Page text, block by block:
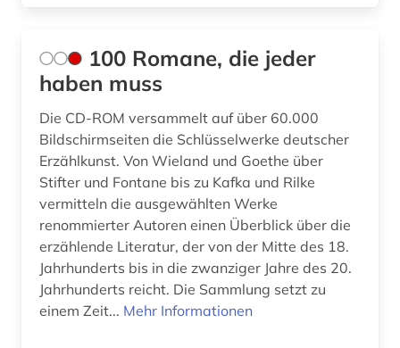
belgienforschung (1)
benelux (1)
beneluxländer (1)
benjamin (1)
beowulf (1)
berlin (2)
bertolt / werke (2)
100 Romane, die jeder
haben muss
Die CD-ROM versammelt auf über 60.000
Bildschirmseiten die Schlüsselwerke deutscher
Erzählkunst. Von Wieland und Goethe über
Stifter und Fontane bis zu Kafka und Rilke
vermitteln die ausgewählten Werke
renommierter Autoren einen Überblick über die
erzählende Literatur, der von der Mitte des 18.
Jahrhunderts bis in die zwanziger Jahre des 20.
Jahrhunderts reicht. Die Sammlung setzt zu
einem Zeit... Mehr Informationen